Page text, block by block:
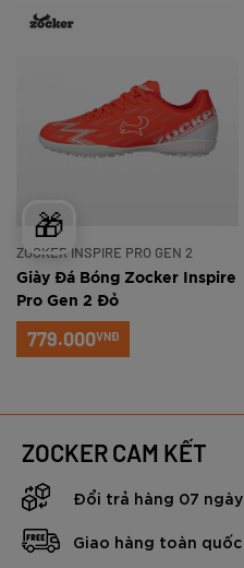
🎁
ZOCKER INSPIRE PRO GEN 2
Giày Đá Bóng Zocker Inspire
Pro Gen 2 Đỏ
779.000VNĐ
ZOCKER CAM KẾT
Đổi trả hàng 07 ngày
Giao hàng toàn quốc